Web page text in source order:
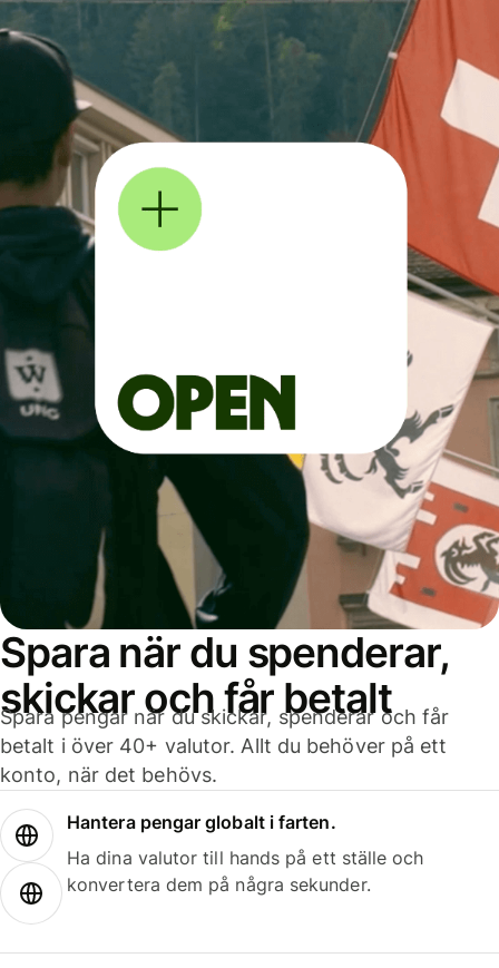
Spara när du spenderar,
skickar och får betalt
Spara pengar när du skickar, spenderar och får
betalt i över 40+ valutor. Allt du behöver på ett
konto, när det behövs.
Hantera pengar globalt i farten.
Ha dina valutor till hands på ett ställe och
konvertera dem på några sekunder.